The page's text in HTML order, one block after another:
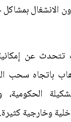
الانشغال بمشاكل
عن
باتجاه سحب
وخارجية كثيرة.